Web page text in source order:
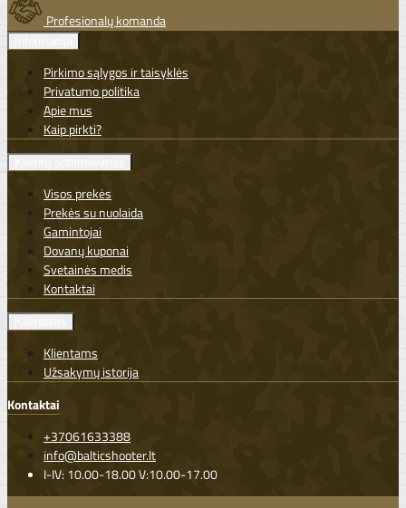
Profesionalų komanda
Pirkimo sąlygos ir taisyklės
Privatumo politika
Apie mus
Kaip pirkti?
Visos prekės
Prekės su nuolaida
Gamintojai
Dovanų kuponai
Svetainės medis
Kontaktai
Klientams
Užsakymų istorija
Kontaktai
+37061633388
info@balticshooter.lt
I-IV: 10.00-18.00 V:10.00-17.00